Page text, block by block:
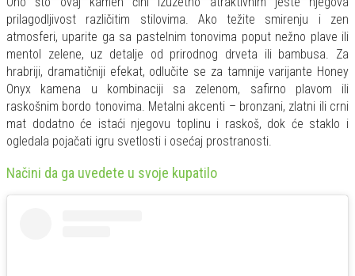
prilagodljivost različitim stilovima. Ako težite smirenju i zen
atmosferi, uparite ga sa pastelnim tonovima poput nežno plave ili
mentol zelene, uz detalje od prirodnog drveta ili bambusa. Za
hrabriji, dramatičniji efekat, odlučite se za tamnije varijante Honey
Onyx kamena u kombinaciji sa zelenom, safirno plavom ili
raskošnim bordo tonovima. Metalni akcenti – bronzani, zlatni ili crni
mat dodatno će istaći njegovu toplinu i raskoš, dok će staklo i
ogledala pojačati igru svetlosti i osećaj prostranosti.
Načini da ga uvedete u svoje kupatilo